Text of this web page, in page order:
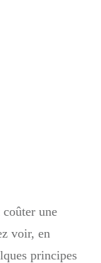
une
voir, en
principes